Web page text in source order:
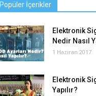
Popüler İçerikler
Elektronik
Nedir Nasıl
1 Haziran 2017
Elektronik
Yapılır?